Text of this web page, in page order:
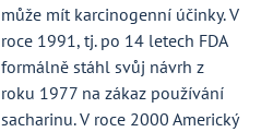
může mít karcinogenní účinky. V
roce 1991, tj. po 14 letech FDA
formálně stáhl svůj návrh z
roku 1977 na zákaz používání
sacharinu. V roce 2000 Americký